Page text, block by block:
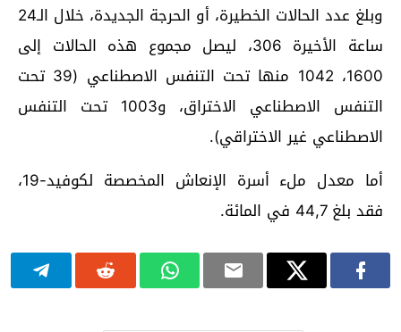
وبلغ عدد الحالات الخطيرة، أو الحرجة الجديدة، خلال الـ24
ساعة الأخيرة 306، ليصل مجموع هذه الحالات إلى
1600، 1042 منها تحت التنفس الاصطناعي (39 تحت
التنفس الاصطناعي الاختراق، و1003 تحت التنفس
الاصطناعي غير الاختراقي).
أما معدل ملء أسرة الإنعاش المخصصة لكوفيد-19،
فقد بلغ 44,7 في المائة.